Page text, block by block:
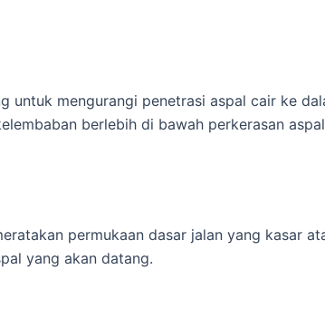
untuk mengurangi penetrasi aspal cair ke
berlebih di bawah perkerasan
permukaan dasar jalan yang kasar
yang akan datang.